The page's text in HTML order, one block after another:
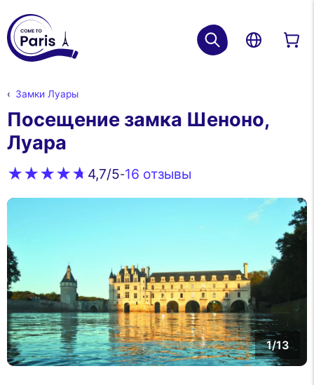
Замки Луары
Посещение замка Шеноно,
Луара
4,7/5-16 oтзывы
1/13